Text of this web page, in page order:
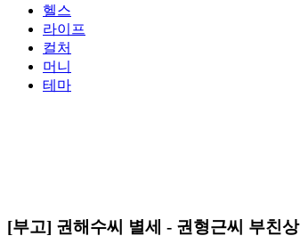
헬스
라이프
컬처
머니
테마
[부고] 권해수씨 별세 - 권형근씨 부친상